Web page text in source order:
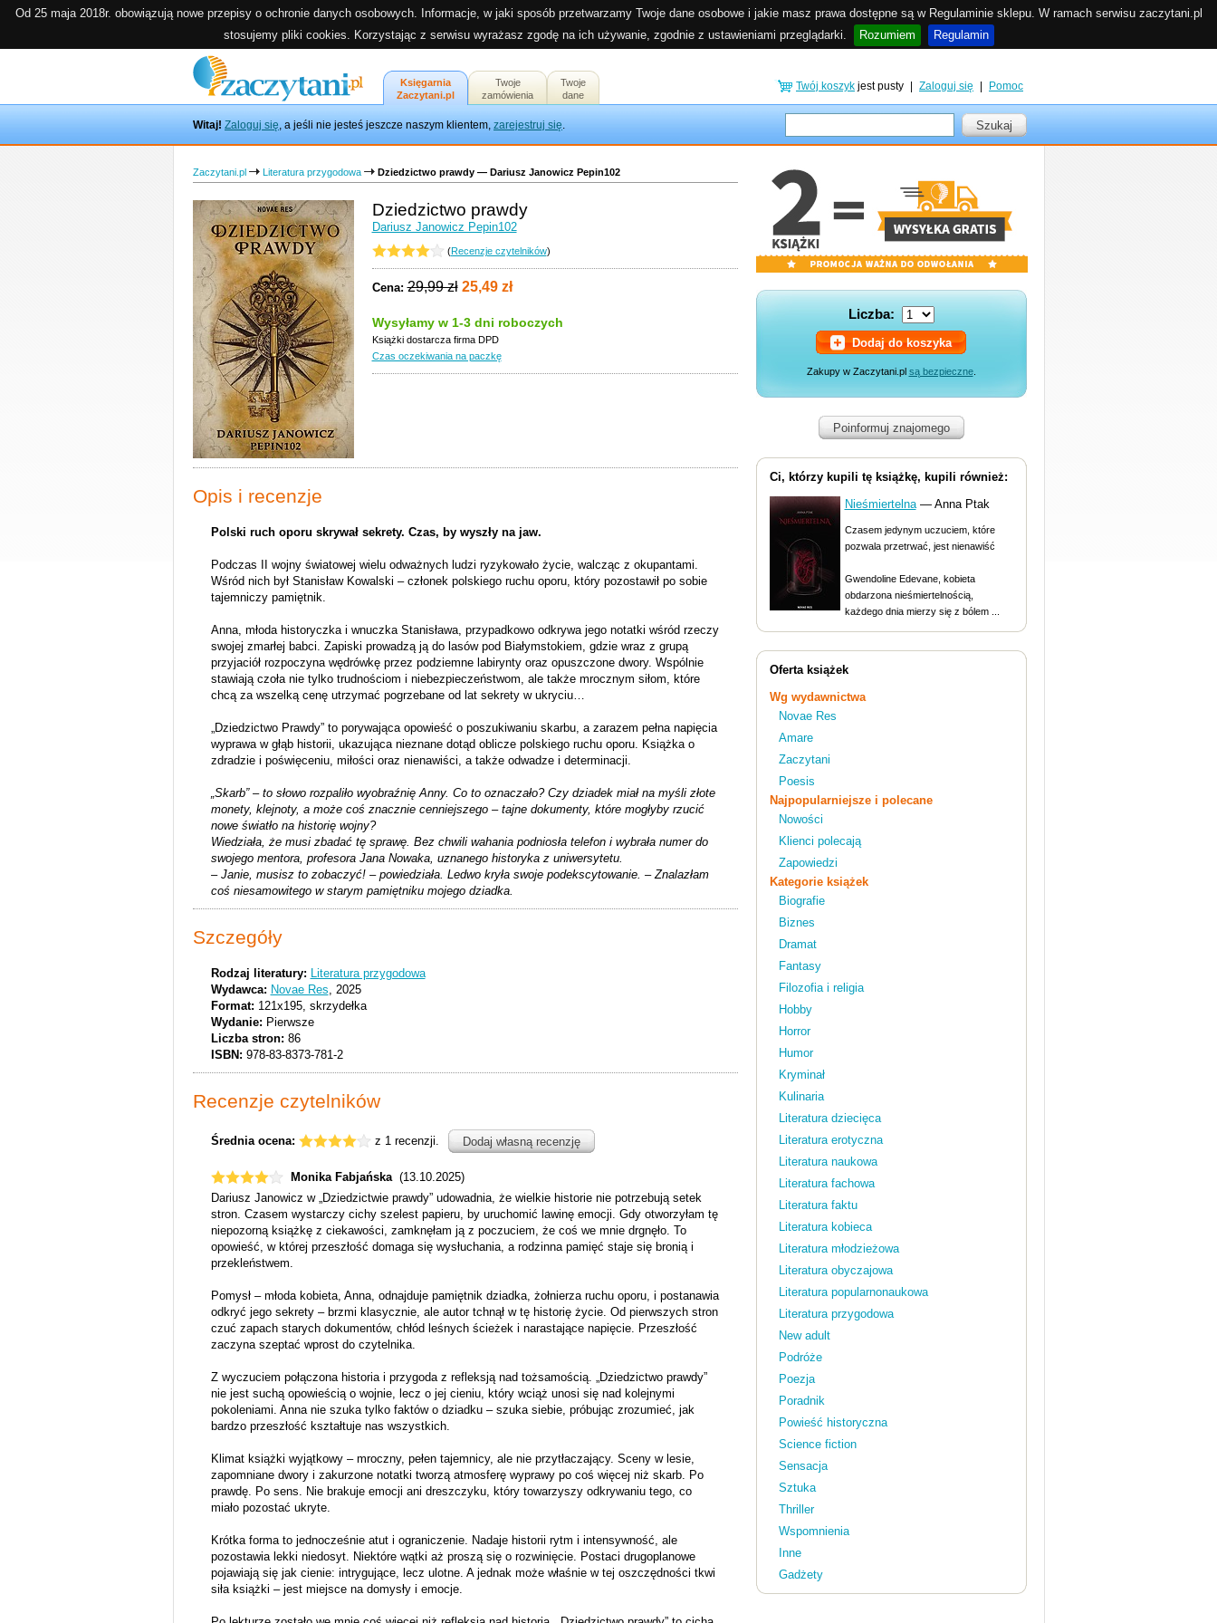
Od 25 maja 2018r. obowiązują nowe przepisy o ochronie danych osobowych. Informacje, w jaki sposób przetwarzamy Twoje dane osobowe i jakie masz prawa dostępne są w Regulaminie sklepu. W ramach serwisu zaczytani.pl
stosujemy pliki cookies. Korzystając z serwisu wyrażasz zgodę na ich używanie, zgodnie z ustawieniami przeglądarki.
Rozumiem Regulamin
Witaj! Zaloguj się, a jeśli nie jesteś jeszcze naszym klientem, zarejestruj się. Szukaj
Twój koszyk jest pusty Zaloguj się Pomoc
Księgarnia
Zaczytani.pl
Twoje
zamówienia
Twoje
dane
Zaczytani.pl Literatura przygodowa Dziedzictwo prawdy — Dariusz Janowicz Pepin102
Dziedzictwo prawdy
Dariusz Janowicz Pepin102
(Recenzje czytelników)
Cena: 29,99 zł 25,49 zł
Wysyłamy w 1-3 dni roboczych
Książki dostarcza firma DPD
Czas oczekiwania na paczkę
Opis i recenzje
Polski ruch oporu skrywał sekrety. Czas, by wyszły na jaw.
Podczas II wojny światowej wielu odważnych ludzi ryzykowało życie, walcząc z okupantami.
Wśród nich był Stanisław Kowalski – członek polskiego ruchu oporu, który pozostawił po sobie
tajemniczy pamiętnik.
Anna, młoda historyczka i wnuczka Stanisława, przypadkowo odkrywa jego notatki wśród rzeczy
swojej zmarłej babci. Zapiski prowadzą ją do lasów pod Białymstokiem, gdzie wraz z grupą
przyjaciół rozpoczyna wędrówkę przez podziemne labirynty oraz opuszczone dwory. Wspólnie
stawiają czoła nie tylko trudnościom i niebezpieczeństwom, ale także mrocznym siłom, które
chcą za wszelką cenę utrzymać pogrzebane od lat sekrety w ukryciu…
„Dziedzictwo Prawdy” to porywająca opowieść o poszukiwaniu skarbu, a zarazem pełna napięcia
wyprawa w głąb historii, ukazująca nieznane dotąd oblicze polskiego ruchu oporu. Książka o
zdradzie i poświęceniu, miłości oraz nienawiści, a także odwadze i determinacji.
„Skarb” – to słowo rozpaliło wyobraźnię Anny. Co to oznaczało? Czy dziadek miał na myśli złote
monety, klejnoty, a może coś znacznie cenniejszego – tajne dokumenty, które mogłyby rzucić
nowe światło na historię wojny?
Wiedziała, że musi zbadać tę sprawę. Bez chwili wahania podniosła telefon i wybrała numer do
swojego mentora, profesora Jana Nowaka, uznanego historyka z uniwersytetu.
– Janie, musisz to zobaczyć! – powiedziała. Ledwo kryła swoje podekscytowanie. – Znalazłam
coś niesamowitego w starym pamiętniku mojego dziadka.
Szczegóły
Rodzaj literatury: Literatura przygodowa
Wydawca: Novae Res, 2025
Format: 121x195, skrzydełka
Wydanie: Pierwsze
Liczba stron: 86
ISBN: 978-83-8373-781-2
Recenzje czytelników
Średnia ocena: z 1 recenzji. Dodaj własną recenzję
Monika Fabjańska (13.10.2025)
Dariusz Janowicz w „Dziedzictwie prawdy” udowadnia, że wielkie historie nie potrzebują setek
stron. Czasem wystarczy cichy szelest papieru, by uruchomić lawinę emocji. Gdy otworzyłam tę
niepozorną książkę z ciekawości, zamknęłam ją z poczuciem, że coś we mnie drgnęło. To
opowieść, w której przeszłość domaga się wysłuchania, a rodzinna pamięć staje się bronią i
przekleństwem.
Pomysł – młoda kobieta, Anna, odnajduje pamiętnik dziadka, żołnierza ruchu oporu, i postanawia
odkryć jego sekrety – brzmi klasycznie, ale autor tchnął w tę historię życie. Od pierwszych stron
czuć zapach starych dokumentów, chłód leśnych ścieżek i narastające napięcie. Przeszłość
zaczyna szeptać wprost do czytelnika.
Z wyczuciem połączona historia i przygoda z refleksją nad tożsamością. „Dziedzictwo prawdy”
nie jest suchą opowieścią o wojnie, lecz o jej cieniu, który wciąż unosi się nad kolejnymi
pokoleniami. Anna nie szuka tylko faktów o dziadku – szuka siebie, próbując zrozumieć, jak
bardzo przeszłość kształtuje nas wszystkich.
Klimat książki wyjątkowy – mroczny, pełen tajemnicy, ale nie przytłaczający. Sceny w lesie,
zapomniane dwory i zakurzone notatki tworzą atmosferę wyprawy po coś więcej niż skarb. Po
prawdę. Po sens. Nie brakuje emocji ani dreszczyku, który towarzyszy odkrywaniu tego, co
miało pozostać ukryte.
Krótka forma to jednocześnie atut i ograniczenie. Nadaje historii rytm i intensywność, ale
pozostawia lekki niedosyt. Niektóre wątki aż proszą się o rozwinięcie. Postaci drugoplanowe
pojawiają się jak cienie: intrygujące, lecz ulotne. A jednak może właśnie w tej oszczędności tkwi
siła książki – jest miejsce na domysły i emocje.
Liczba:
Dodaj do koszyka
Zakupy w Zaczytani.pl są bezpieczne.
Poinformuj znajomego
Ci, którzy kupili tę książkę, kupili również:
Nieśmiertelna— Anna Ptak
Czasem jedynym uczuciem, które
pozwala przetrwać, jest nienawiść
Gwendoline Edevane, kobieta
obdarzona nieśmiertelnością,
każdego dnia mierzy się z bólem ...
Oferta książek
Wg wydawnictwa
Novae Res
Amare
Zaczytani
Poesis
Najpopularniejsze i polecane
Nowości
Klienci polecają
Zapowiedzi
Kategorie książek
Biografie
Biznes
Dramat
Fantasy
Filozofia i religia
Hobby
Horror
Humor
Kryminał
Kulinaria
Literatura dziecięca
Literatura erotyczna
Literatura naukowa
Literatura fachowa
Literatura faktu
Literatura kobieca
Literatura młodzieżowa
Literatura obyczajowa
Literatura popularnonaukowa
Literatura przygodowa
New adult
Podróże
Poezja
Poradnik
Powieść historyczna
Science fiction
Sensacja
Sztuka
Thriller
Wspomnienia
Inne
Gadżety